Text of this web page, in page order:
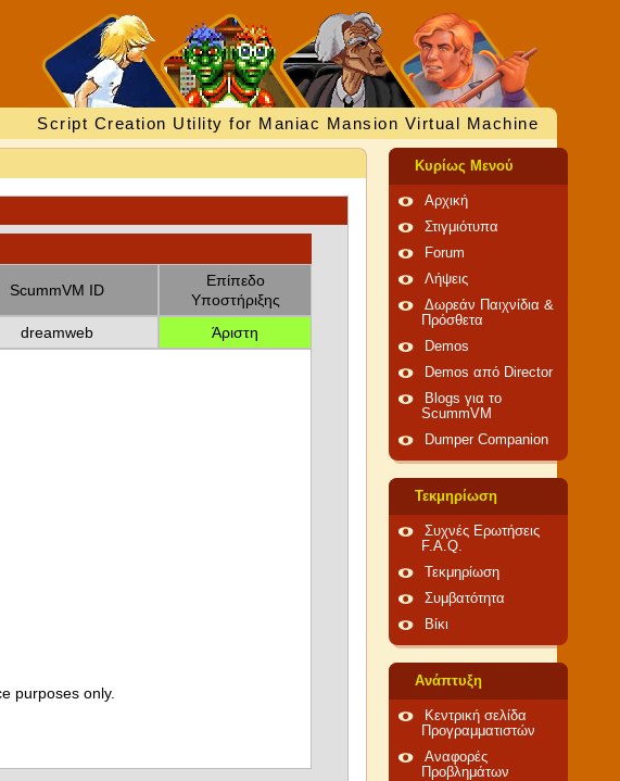
Script Creation Utility for Maniac Mansion Virtual Machine
ScummVM ID
Επίπεδο
Υποστήριξης
dreamweb Άριστη
purposes only.
Κυρίως Μενού
Αρχική
Στιγμιότυπα
Forum
Λήψεις
Δωρεάν Παιχνίδια &
Πρόσθετα
Demos
Demos από Director
Blogs για το
ScummVM
Dumper Companion
Τεκμηρίωση
Συχνές Ερωτήσεις
F.A.Q.
Τεκμηρίωση
Συμβατότητα
Βίκι
Ανάπτυξη
Κεντρική σελίδα
Προγραμματιστών
Αναφορές
Προβλημάτων